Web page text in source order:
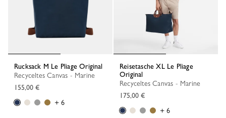
Rucksack M Le Pliage Original
Recyceltes Canvas - Marine
155,00 €
+ 6
Reisetasche XL Le Pliage
Original
Recyceltes Canvas - Marine
175,00 €
+ 6